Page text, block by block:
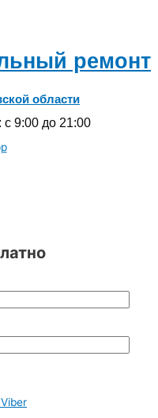
ремонт
области
9:00 до 21:00
Viber